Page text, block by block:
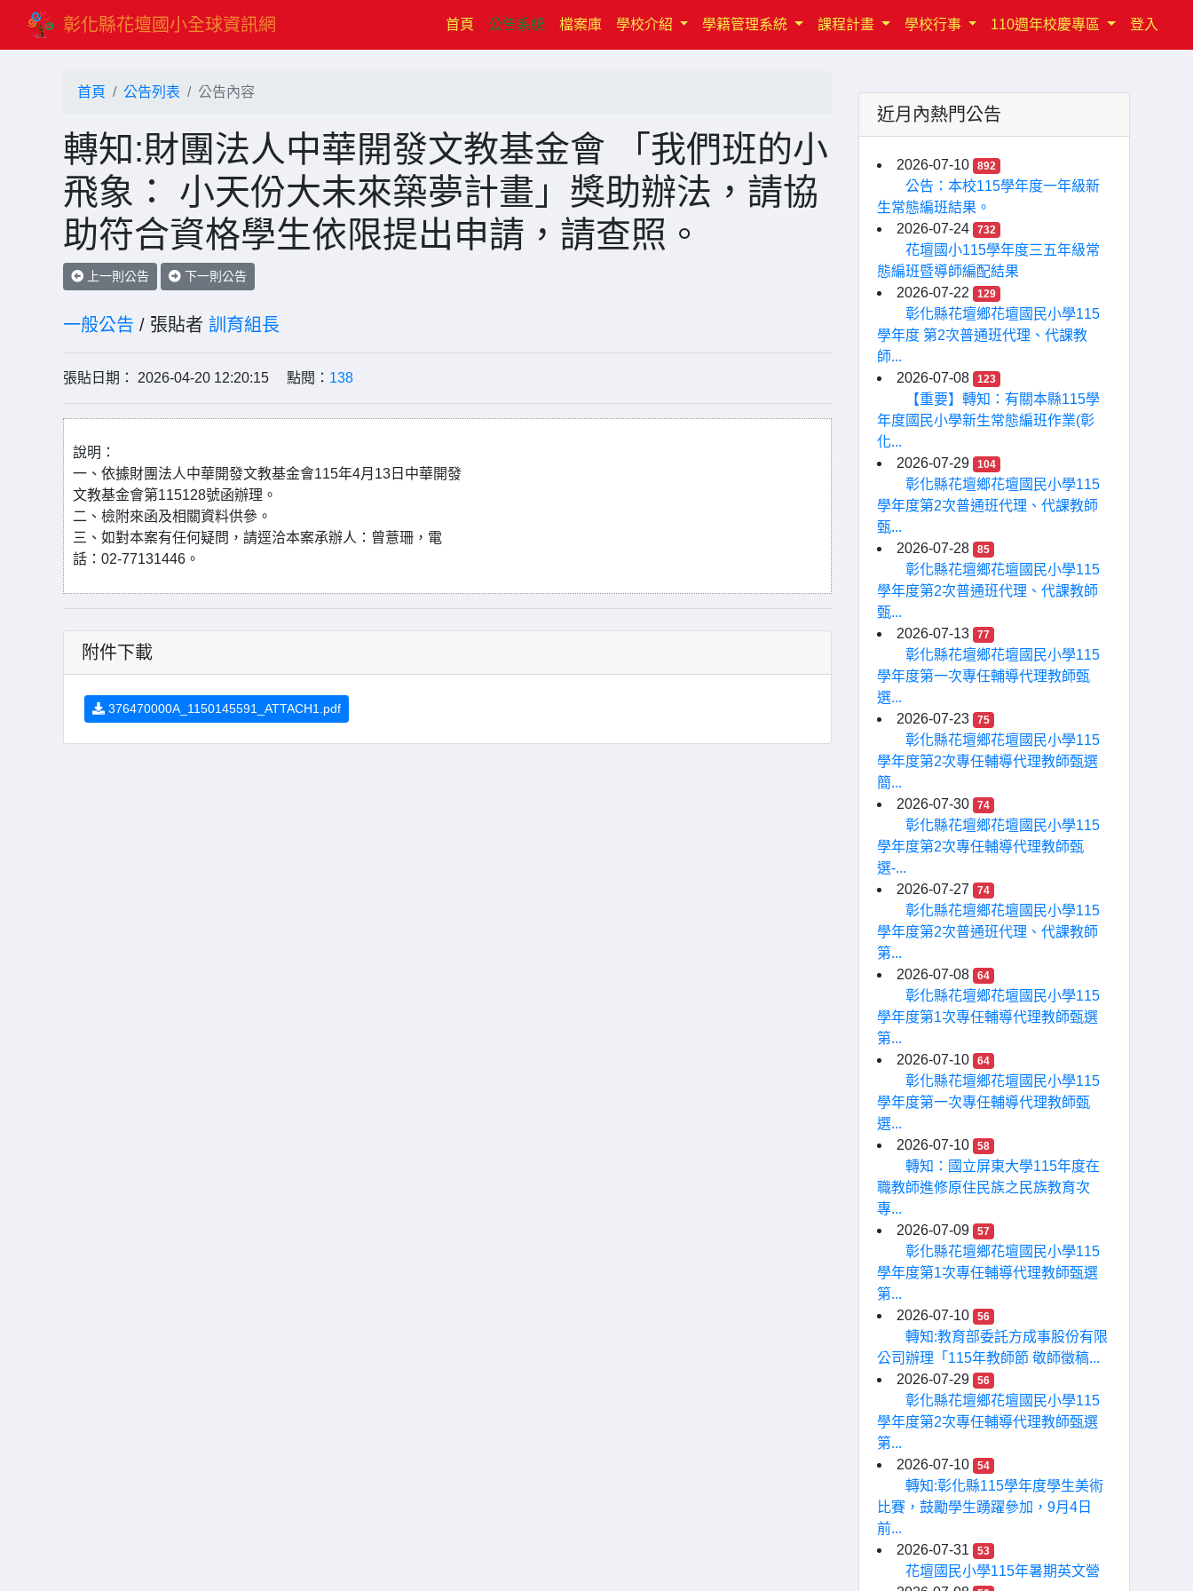
彰化縣花壇國小全球資訊網 首頁(current)
公告系統 檔案庫 學校介紹 學籍管理系統 課程計畫 學校行事 110週年校慶專區 登入
首頁 公告列表 公告內容
轉知:財團法人中華開發文教基金會 「我們班的小
飛象： 小天份大未來築夢計畫」獎助辦法，請協
助符合資格學生依限提出申請，請查照。
上一則公告 下一則公告
一般公告 / 張貼者 訓育組長
張貼日期： 2026-04-20 12:20:15 點閱： 138
說明：
一、依據財團法人中華開發文教基金會115年4月13日中華開發
文教基金會第115128號函辦理。
二、檢附來函及相關資料供參。
三、如對本案有任何疑問，請逕洽本案承辦人：曾薏珊，電
話：02-77131446。
附件下載
376470000A_1150145591_ATTACH1.pdf
近月內熱門公告
2026-07-10 892
公告：本校115學年度一年級新
生常態編班結果。
2026-07-24
732
花壇國小115學年度三五年級常
態編班暨導師編配結果
2026-07-22
129
彰化縣花壇鄉花壇國民小學115
學年度 第2次普通班代理、代課教
師...
2026-07-08
123
【重要】轉知：有關本縣115學
年度國民小學新生常態編班作業(彰
化...
2026-07-29
104
彰化縣花壇鄉花壇國民小學115
學年度第2次普通班代理、代課教師
甄...
2026-07-28
85
彰化縣花壇鄉花壇國民小學115
學年度第2次普通班代理、代課教師
甄...
2026-07-13
77
彰化縣花壇鄉花壇國民小學115
學年度第一次專任輔導代理教師甄
選...
2026-07-23
75
彰化縣花壇鄉花壇國民小學115
學年度第2次專任輔導代理教師甄選
簡...
2026-07-30
74
彰化縣花壇鄉花壇國民小學115
學年度第2次專任輔導代理教師甄
選-...
2026-07-27
74
彰化縣花壇鄉花壇國民小學115
學年度第2次普通班代理、代課教師
第...
2026-07-08
64
彰化縣花壇鄉花壇國民小學115
學年度第1次專任輔導代理教師甄選
第...
2026-07-10
64
彰化縣花壇鄉花壇國民小學115
學年度第一次專任輔導代理教師甄
選...
2026-07-10
58
轉知：國立屏東大學115年度在
職教師進修原住民族之民族教育次
專...
2026-07-09
57
彰化縣花壇鄉花壇國民小學115
學年度第1次專任輔導代理教師甄選
第...
2026-07-10
56
轉知:教育部委託方成事股份有限
公司辦理「115年教師節 敬師徵稿...
2026-07-29
56
彰化縣花壇鄉花壇國民小學115
學年度第2次專任輔導代理教師甄選
第...
2026-07-10
54
轉知:彰化縣115學年度學生美術
比賽，鼓勵學生踴躍參加，9月4日
前...
2026-07-31
53
花壇國民小學115年暑期英文營